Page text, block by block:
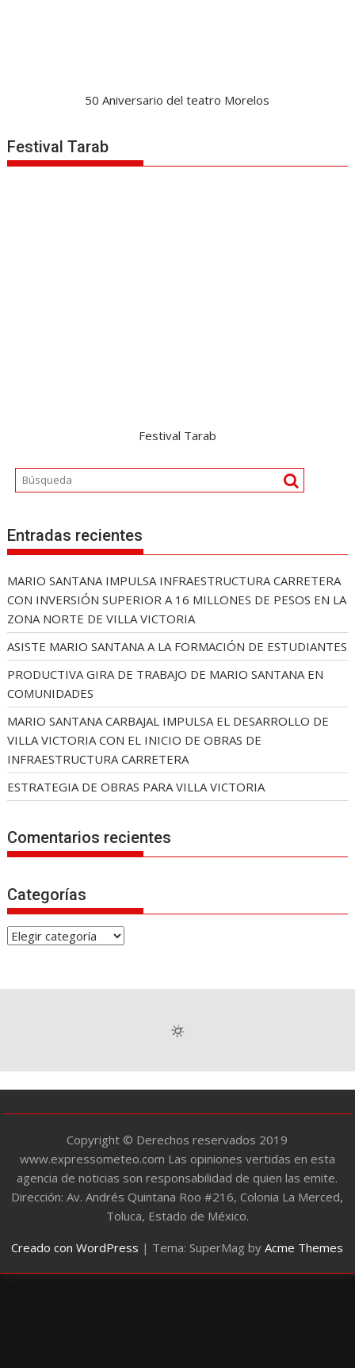
50 Aniversario del teatro Morelos
Festival Tarab
Festival Tarab
Entradas recientes
MARIO SANTANA IMPULSA INFRAESTRUCTURA CARRETERA
CON INVERSIÓN SUPERIOR A 16 MILLONES DE PESOS EN LA
ZONA NORTE DE VILLA VICTORIA
ASISTE MARIO SANTANA A LA FORMACIÓN DE ESTUDIANTES
PRODUCTIVA GIRA DE TRABAJO DE MARIO SANTANA EN
COMUNIDADES
MARIO SANTANA CARBAJAL IMPULSA EL DESARROLLO DE
VILLA VICTORIA CON EL INICIO DE OBRAS DE
INFRAESTRUCTURA CARRETERA
ESTRATEGIA DE OBRAS PARA VILLA VICTORIA
Comentarios recientes
Categorías
C
e
í
a
Copyright © Derechos reservados 2019
www.expressometeo.com Las opiniones vertidas en esta
agencia de noticias son responsabilidad de quien las emite.
Dirección: Av. Andrés Quintana Roo #216, Colonia La Merced,
Toluca, Estado de México.
Creado con WordPress | Tema: SuperMag byAcme Themes